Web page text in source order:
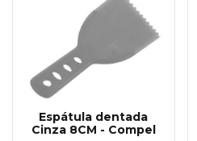
Espátula dentada
Cinza 8CM - Compel